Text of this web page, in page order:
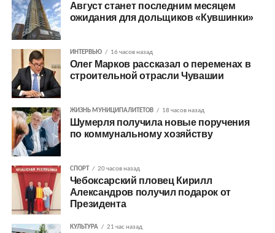
Август станет последним месяцем
ожидания для дольщиков «Кувшинки»
ИНТЕРВЬЮ 16 часов назад
Олег Марков рассказал о переменах в
строительной отрасли Чувашии
ЖИЗНЬ МУНИЦИПАЛИТЕТОВ 18 часов назад
Шумерля получила новые поручения
по коммунальному хозяйству
СПОРТ 20 часов назад
Чебоксарский пловец Кирилл
Александров получил подарок от
Президента
КУЛЬТУРА 21 час назад